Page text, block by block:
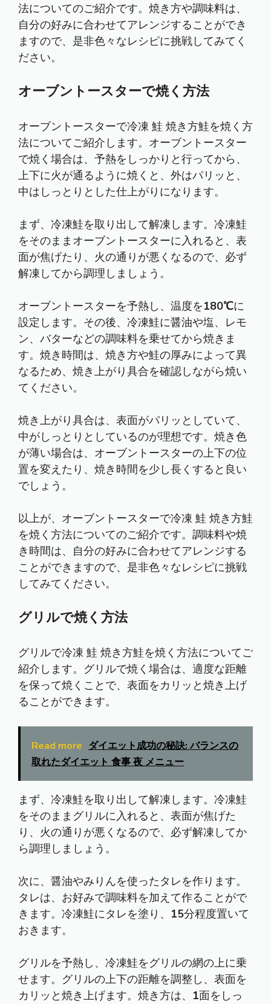
法についてのご紹介です。焼き方や調味料は、
自分の好みに合わせてアレンジすることができ
ますので、是非色々なレシピに挑戦してみてく
ださい。
オーブントースターで焼く方法
オーブントースターで冷凍 鮭 焼き方鮭を焼く方
法についてご紹介します。オーブントースター
で焼く場合は、予熱をしっかりと行ってから、
上下に火が通るように焼くと、外はパリッと、
中はしっとりとした仕上がりになります。
まず、冷凍鮭を取り出して解凍します。冷凍鮭
をそのままオーブントースターに入れると、表
面が焦げたり、火の通りが悪くなるので、必ず
解凍してから調理しましょう。
オーブントースターを予熱し、温度を180℃に
設定します。その後、冷凍鮭に醤油や塩、レモ
ン、バターなどの調味料を乗せてから焼きま
す。焼き時間は、焼き方や鮭の厚みによって異
なるため、焼き上がり具合を確認しながら焼い
てください。
焼き上がり具合は、表面がパリッとしていて、
中がしっとりとしているのが理想です。焼き色
が薄い場合は、オーブントースターの上下の位
置を変えたり、焼き時間を少し長くすると良い
でしょう。
以上が、オーブントースターで冷凍 鮭 焼き方鮭
を焼く方法についてのご紹介です。調味料や焼
き時間は、自分の好みに合わせてアレンジする
ことができますので、是非色々なレシピに挑戦
してみてください。
グリルで焼く方法
グリルで冷凍 鮭 焼き方鮭を焼く方法についてご
紹介します。グリルで焼く場合は、適度な距離
を保って焼くことで、表面をカリッと焼き上げ
ることができます。
Read more ダイエット成功の秘訣: バランスの
取れたダイエット 食事 夜 メニュー
まず、冷凍鮭を取り出して解凍します。冷凍鮭
をそのままグリルに入れると、表面が焦げた
り、火の通りが悪くなるので、必ず解凍してか
ら調理しましょう。
次に、醤油やみりんを使ったタレを作ります。
タレは、お好みで調味料を加えて作ることがで
きます。冷凍鮭にタレを塗り、 15分程度置いて
おきます。
グリルを予熱し、冷凍鮭をグリルの網の上に乗
せます。グリルの上下の距離を調整し、表面を
カリッと焼き上げます。焼き方は、 1面をしっ